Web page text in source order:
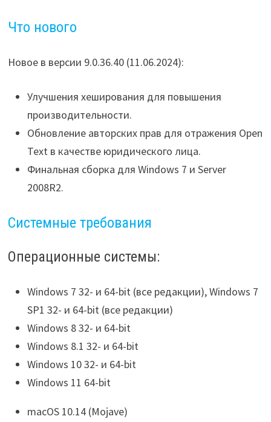
Что нового
Новое в версии 9.0.36.40 (11.06.2024):
Улучшения хеширования для повышения
производительности.
Обновление авторских прав для отражения Open
Text в качестве юридического лица.
Финальная сборка для Windows 7 и Server
2008R2.
Системные требования
Операционные системы:
Windows 7 32- и 64-bit (все редакции), Windows 7
SP1 32- и 64-bit (все редакции)
Windows 8 32- и 64-bit
Windows 8.1 32- и 64-bit
Windows 10 32- и 64-bit
Windows 11 64-bit
macOS 10.14 (Mojave)